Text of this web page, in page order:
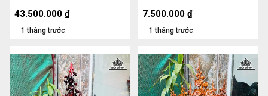
43 (cm)
1 tháng trước
43.500.000 ₫
4 - Đường Kính 12 (cm)
1 tháng trước
7.500.000 ₫